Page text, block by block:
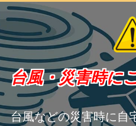
台風・災害時に
台風などの災害時に自